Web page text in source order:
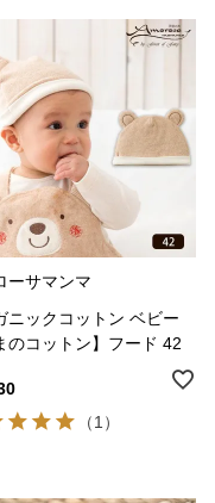
ーサマンマ
ニックコットン ベビー
のコットン】フード 42
（1）